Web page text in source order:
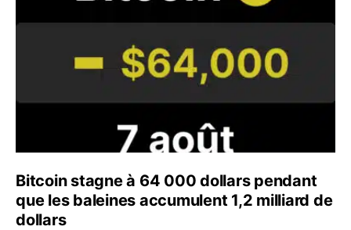
Bitcoin stagne à 64 000 dollars pendant
que les baleines accumulent 1,2 milliard de
dollars